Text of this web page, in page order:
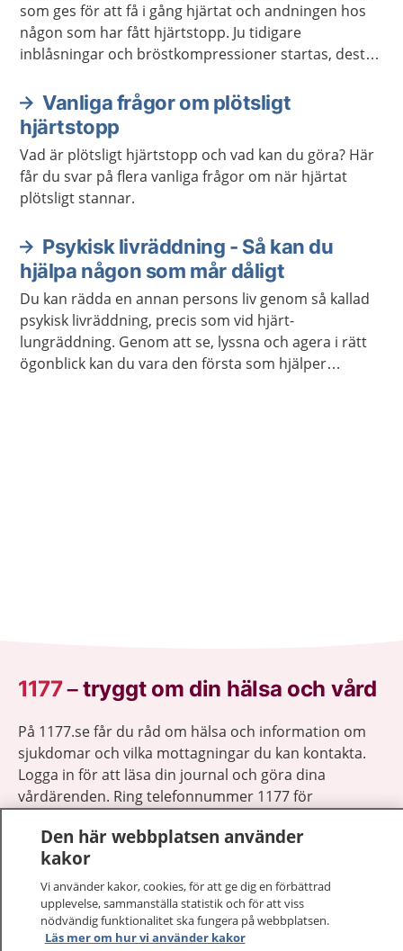
som ges för att få i gång hjärtat och andningen hos
någon som har fått hjärtstopp. Ju tidigare
inblåsningar och bröstkompressioner startas, desto
lungräddning brukar förkortas HLR.
Vanliga frågor om plötsligt
hjärtstopp
Vad är plötsligt hjärtstopp och vad kan du göra? Här
får du svar på flera vanliga frågor om när hjärtat
plötsligt stannar.
Psykisk livräddning - Så kan du
hjälpa någon som mår dåligt
Du kan rädda en annan persons liv genom så kallad
psykisk livräddning, precis som vid hjärt-
lungräddning. Genom att se, lyssna och agera i rätt
ögonblick kan du vara den första som hjälper
1177–tryggt om din hälsa och vård
På 1177.se får du råd om hälsa och information om
sjukdomar och vilka mottagningar du kan kontakta.
Logga in för att läsa din journal och göra dina
vårdärenden. Ring telefonnummer 1177 för
1177 ger dig råd när du vill må bättre.
Den här webbplatsen använder
kakor
Vi använder kakor, cookies, för att ge dig en förbättrad
upplevelse, sammanställa statistik och för att viss
nödvändig funktionalitet ska fungera på webbplatsen.
Läs mer om hur vi använder kakor